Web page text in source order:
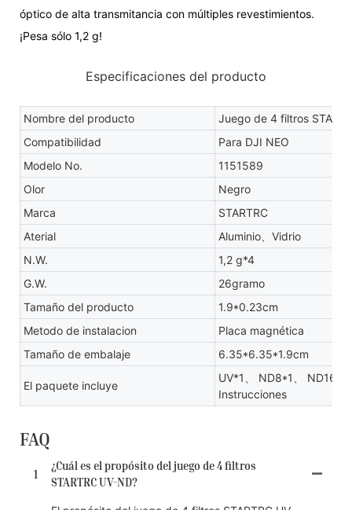
óptico de alta transmitancia con múltiples revestimientos.
¡Pesa sólo 1,2 g!
Especificaciones del producto
Nombre del producto
Juego de 4 filtros
Compatibilidad
Para DJI NEO
Modelo No.
1151589
Olor
Negro
Marca
STARTRC
Aterial
Aluminio、Vidrio
N.W.
1,2 g*4
G.W.
26gramo
Tamaño del producto
1.9*0.23cm
Metodo de instalacion
Placa magnética
Tamaño de embalaje
6.35*6.35*1.9cm
El paquete incluye
UV*1、 ND8*1、
Instrucciones
FAQ
1
¿Cuál es el propósito del juego de 4 filtros
STARTRC UV-ND?